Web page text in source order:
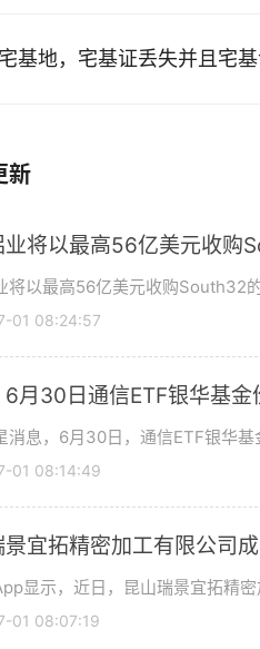
基地，宅基证丢失并且宅
新
业将以最高56亿美元收购
将以最高56亿美元收购South32
01 08:24:57
6月30日通信ETF银华基
消息，6月30日，通信ETF银华
01 08:14:49
景宜拓精密加工有限公司
显示，近日，昆山瑞景宜拓精
01 08:07:19